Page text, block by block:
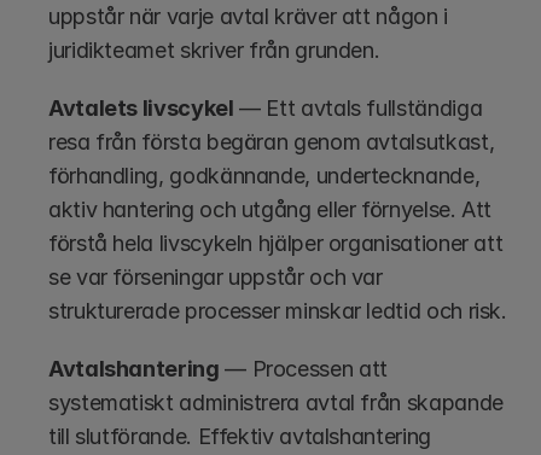
uppstår när varje avtal kräver att någon i
juridikteamet skriver från grunden.
Avtalets livscykel — Ett avtals fullständiga
resa från första begäran genom avtalsutkast,
förhandling, godkännande, undertecknande,
aktiv hantering och utgång eller förnyelse. Att
förstå hela livscykeln hjälper organisationer att
se var förseningar uppstår och var
strukturerade processer minskar ledtid och risk.
Avtalshantering — Processen att
systematiskt administrera avtal från skapande
till slutförande. Effektiv avtalshantering